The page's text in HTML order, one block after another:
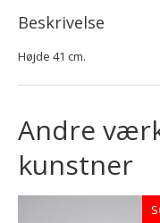
Beskrivelse
Højde 41 cm.
Andre
kunstner